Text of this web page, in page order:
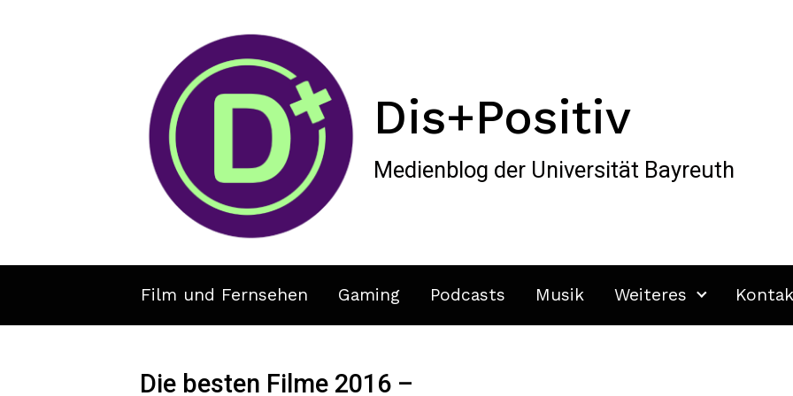
Dis+Positiv
Medienblog der Universität Bayreuth
Film und Fernsehen Gaming Podcasts Musik Weiteres
Die besten Filme 2016 –